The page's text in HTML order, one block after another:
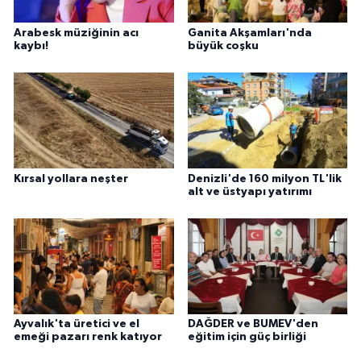
Arabesk müziğinin acı
kaybı!
Ganita Akşamları'nda
büyük coşku
Kırsal yollara neşter
Denizli'de 160 milyon TL'lik
alt ve üstyapı yatırımı
Ayvalık'ta üretici ve el
emeği pazarı renk katıyor
DAĞDER ve BUMEV'den
eğitim için güç birliği